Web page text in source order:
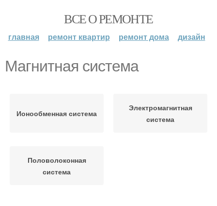
ВСЕ О РЕМОНТЕ
главная ремонт квартир ремонт дома дизайн
Магнитная система
Ионообменная система
Электромагнитная
система
Половолоконная
система